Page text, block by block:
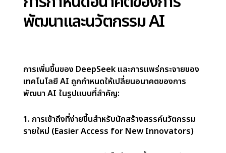
กว่าซึ่งสอดคล้องกับการเปลี่ยนแปลงของตลาด
การเข้าสู่ตลาดของ DeepSeek ส่งสัญญาณถึง
การเปลี่ยนแปลงที่อาจเกิดขึ้นในเศรษฐศาสตร์โดยรวม
Microsoft, NVIDIA และ Google ได้ลงทุนหลายพัน
ล้านในการวิจัย AI โครงสร้างพื้นฐาน และฮาร์ดแวร์